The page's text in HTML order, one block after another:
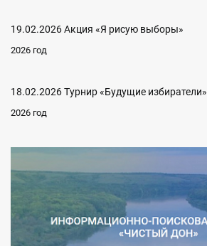
19.02.2026 Акция «Я рисую выборы»
2026 год
18.02.2026 Турнир «Будущие избиратели»
2026 год